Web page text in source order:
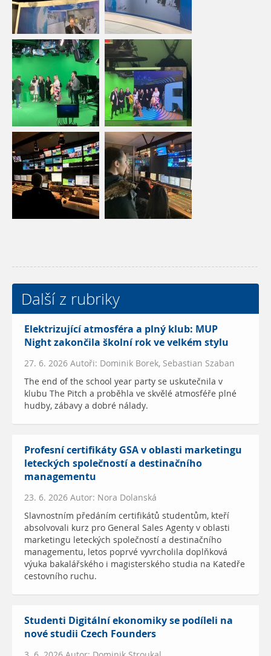
Další z rubriky
Elektrizující atmosféra a plný klub: MUP
Night zakončila školní rok ve velkém stylu
27. 6. 2026 Autoři: Dominik Borek, Sebastian Szaban
The end of the school year party se uskutečnila v
klubu The Pitch a proběhla ve skvělé atmosféře plné
hudby, zábavy a dobré nálady.
Profesní certifikáty GSA v oblasti marketingu
leteckých společností a destinačního
managementu
23. 6. 2026 Autor: Nora Dolanská
Slavnostním předáním certifikátů studentům, kteří
absolvovali kurz pro General Sales Agenty v oblasti
marketingu leteckých společností a destinačního
managementu, letos poprvé vyvrcholila doplňková
výuka bakalářského i magisterského studia na Katedře
cestovního ruchu.
Studenti Digitální ekonomiky se podíleli na
nové studii Czech Founders